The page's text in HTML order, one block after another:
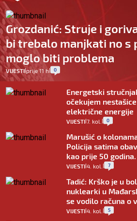
Grozdanić: Struje i
bi trebalo manjkati no s
moglo biti problema
VIJESTI|prije 11 h 0
Energetski
očekujem
električne energije
VIJESTI 7. kol. 0
Marušić o
Policija satima
kao prije 50
VIJESTI 4. kol. 7
Tadić: Krško je u
nuklearki u
se vodilo računa o
VIJESTI 4. kol. 5